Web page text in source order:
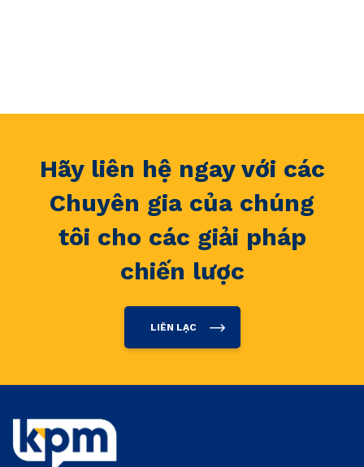
Hãy liên hệ ngay với các
Chuyên gia của chúng
tôi cho các giải pháp
chiến lược
LIÊN LẠC